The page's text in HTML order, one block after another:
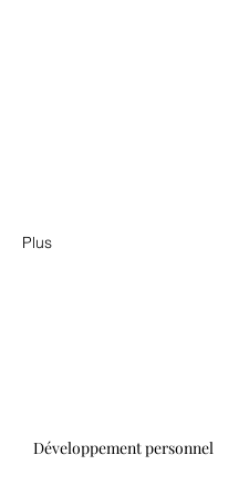
Plus
Développement personnel